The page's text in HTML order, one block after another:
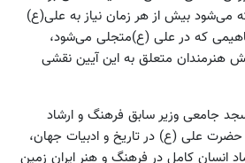
می‌شود بیش از هر زمان نیاز به علی(ع)
که در علی (ع)متجلی می‌شود،
هنرمندان متعلق به این آیین نقشی
جامعی وزیر سابق فرهنگ و ارشاد
حضرت علی (ع) در تاریخ و ادبیات جهان،
کامل در فرهنگ و هنر ایران زمین